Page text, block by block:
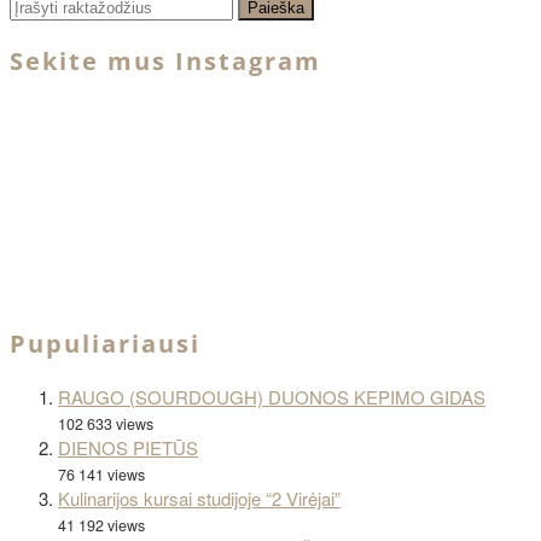
Sekite mus Instagram
Pupuliariausi
RAUGO (SOURDOUGH) DUONOS KEPIMO GIDAS
102 633 views
DIENOS PIETŪS
76 141 views
Kulinarijos kursai studijoje “2 Virėjai”
41 192 views